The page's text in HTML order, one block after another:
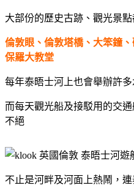
大部份的歷史古跡、觀光景
倫敦眼、倫敦塔橋、大笨鐘
保羅大教堂
每年泰晤士河上也會舉辦許
而每天觀光船及接駁用的交通
不絕
不止是河畔及河面上熱鬧， 連